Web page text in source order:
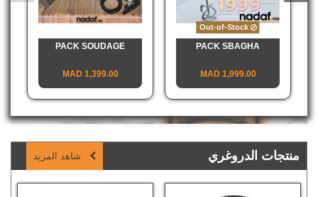
Out-of-Stock
PACK SBAGHA
1,999.00 MAD
PACK SOUDAGE
1,399.00 MAD
منتجات الدروغري شاهد المزيد